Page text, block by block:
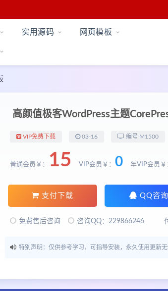
实用源码 网页模板
高颜值极客WordPress主题
VIP免费下载 03-16 编号 M1500
普通会员￥： 15 VIP会员￥： 0 年VIP会员￥
支付下载 QQ咨询
免费售后咨询 咨询QQ：229866246
特别声明：仅供参考学习，可指导安装，永久使用更新